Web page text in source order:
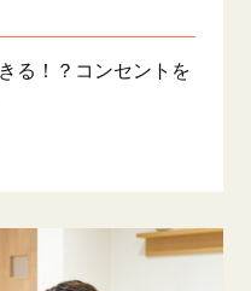
る！？コンセントを